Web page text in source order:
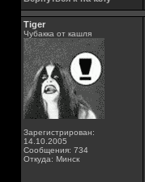
Tiger
Чубакка от кашля
Зарегистрирован:
14.10.2005
Сообщения: 734
Откуда: Минск